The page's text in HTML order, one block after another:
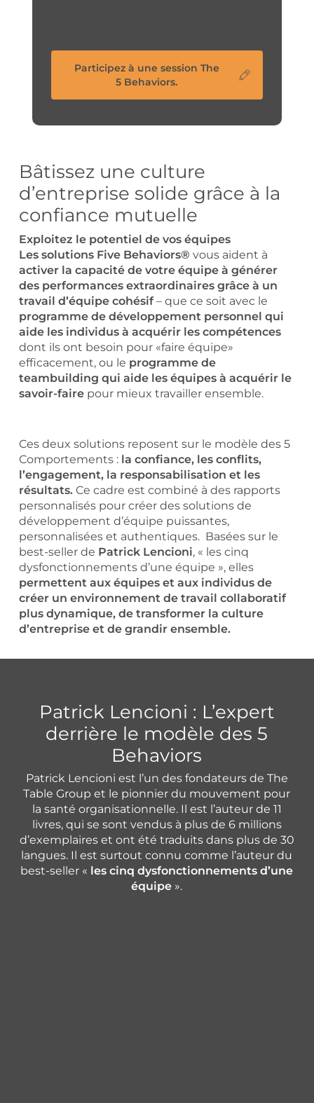
Participez à une session The
5 Behaviors.
Bâtissez une culture
d’entreprise solide grâce à la
confiance mutuelle
Exploitez le potentiel de vos équipes
Les solutions Five Behaviors® vous aident à
activer la capacité de votre équipe à générer
des performances extraordinaires grâce à un
travail d’équipe cohésif– que ce soit avec le
programme de développement personnel qui
aide les individus à acquérir les compétences
dont ils ont besoin pour «faire équipe»
efficacement, ou le programme de
teambuilding qui aide les équipes à acquérir le
savoir-fairepour mieux travailler ensemble.
Ces deux solutions reposent sur le modèle des 5
Comportements : la confiance, les conflits,
l’engagement, la responsabilisation et les
résultats.Ce cadre est combiné à des rapports
personnalisés pour créer des solutions de
développement d’équipe puissantes,
personnalisées et authentiques. Basées sur le
best-seller de Patrick Lencioni, « les cinq
dysfonctionnements d’une équipe », elles
permettent aux équipes et aux individus de
créer un environnement de travail collaboratif
plus dynamique, de transformer la culture
d’entreprise et de grandir ensemble.
Patrick Lencioni : L’expert
derrière le modèle des 5
Behaviors
Patrick Lencioni est l’un des fondateurs de The
Table Group et le pionnier du mouvement pour
la santé organisationnelle. Il est l’auteur de 11
livres, qui se sont vendus à plus de 6 millions
d’exemplaires et ont été traduits dans plus de 30
langues. Il est surtout connu comme l’auteur du
best-seller « les cinq dysfonctionnements d’une
équipe ».